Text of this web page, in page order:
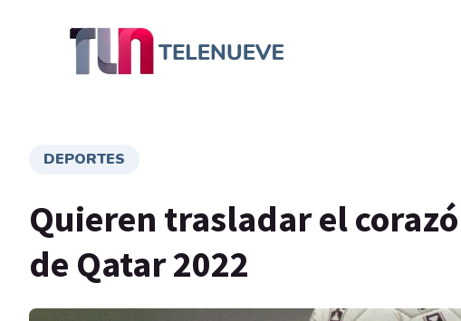
DEPORTES
Quieren trasladar el
de Qatar 2022